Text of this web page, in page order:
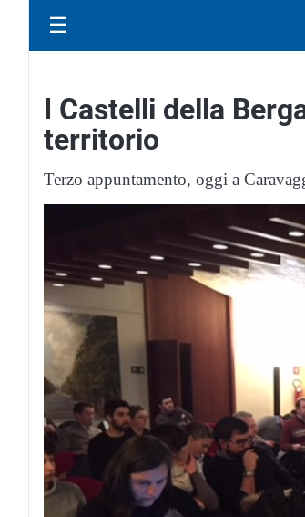
☰
I Castelli della
territorio
Terzo appuntamento, oggi a